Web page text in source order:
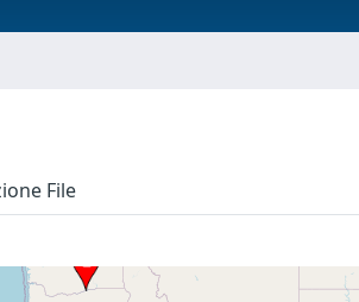
File